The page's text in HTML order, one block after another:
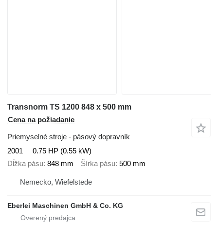
Transnorm TS 1200 848 x 500 mm
Cena na požiadanie
Priemyselné stroje - pásový dopravník
2001
0.75 HP (0.55 kW)
Dĺžka pásu 848 mm Šírka pásu 500 mm
Nemecko, Wiefelstede
Eberlei Maschinen GmbH & Co. KG